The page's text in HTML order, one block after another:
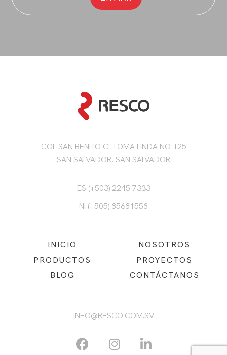
COL SAN BENITO CL LOMA LINDA NO 125
SAN SALVADOR, SAN SALVADOR
ES (+503) 2245 7333
NI (+505) 85681558
INICIO
NOSOTROS
PRODUCTOS
PROYECTOS
BLOG
CONTÁCTANOS
INFO@RESCO.COM.SV